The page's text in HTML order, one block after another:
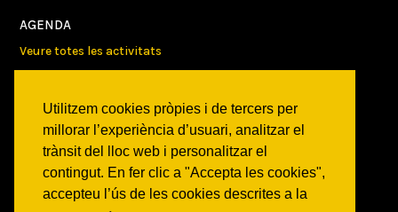
Utilitzem cookies pròpies i de tercers per
millorar l’experiència d’usuari, analitzar el
trànsit del lloc web i personalitzar el
contingut. En fer clic a "Accepta les cookies",
accepteu l’ús de les cookies descrites a la
AGENDA
Veure totes les activitats
Victories
ON SOM?